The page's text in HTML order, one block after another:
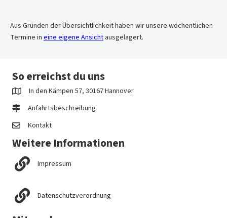
Aus Gründen der Übersichtlichkeit haben wir unsere wöchentlichen
Termine in eine eigene Ansicht ausgelagert.
So erreichst du uns
In den Kämpen 57, 30167 Hannover
Anfahrtsbeschreibung
Kontakt
Weitere Informationen
Impressum
Datenschutzverordnung